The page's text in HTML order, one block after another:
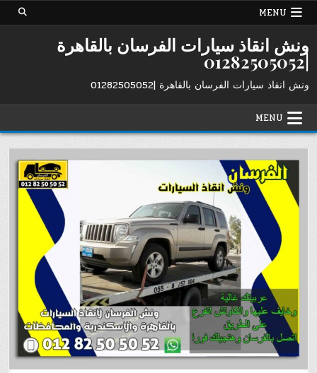
Skip
MENU
ونش انقاذ سيارات الفرسان بالقاهرة
|01282505052
ونش انقاذ سيارات الفرسان بالقاهرة |01282505052
MENU